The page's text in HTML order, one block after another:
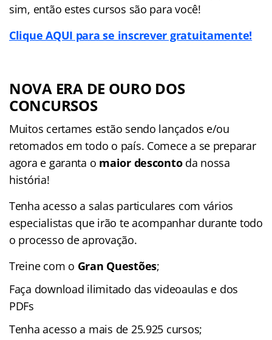
sim, então estes cursos são para você!
Clique AQUI para se inscrever gratuitamente!
NOVA ERA DE OURO DOS
CONCURSOS
Muitos certames estão sendo lançados e/ou
retomados em todo o país. Comece a se preparar
agora e garanta o maior descontoda nossa
história!
Tenha acesso a salas particulares com vários
especialistas que irão te acompanhar durante todo
o processo de aprovação.
Treine com o Gran Questões;
Faça download ilimitado das videoaulas e dos
PDFs
Tenha acesso a mais de 25.925 cursos;